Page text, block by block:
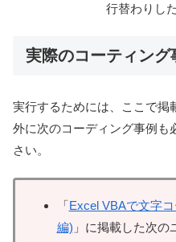
行替わりし
実際のコーティング
実行するためには、ここで掲
外に次のコーディング事例も
さい。
「Excel VBAで文字
編) 」に掲載した次の